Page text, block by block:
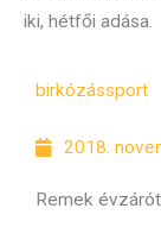
iki, hétfői adása.
birkózássport
2018.
Remek